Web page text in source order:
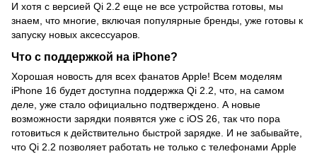
И хотя с версией Qi 2.2 еще не все устройства готовы, мы
знаем, что многие, включая популярные бренды, уже готовы к
запуску новых аксессуаров.
Что с поддержкой на iPhone?
Хорошая новость для всех фанатов Apple! Всем моделям
iPhone 16 будет доступна поддержка Qi 2.2, что, на самом
деле, уже стало официально подтверждено. А новые
возможности зарядки появятся уже с iOS 26, так что пора
готовиться к действительно быстрой зарядке. И не забывайте,
что Qi 2.2 позволяет работать не только с телефонами Apple